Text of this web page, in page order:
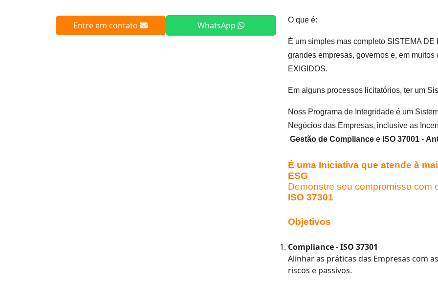
Entre em contato WhatsApp
O que é:
É um simples mas completo SISTEMA
grandes empresas, governos e, em
EXIGIDOS.
Em alguns processos licitatórios, ter um
Noss Programa de Integridade é um
Negócios das Empresas, inclusive as
Gestão de Compliance e ISO 37001 -
É uma Iniciativa que atende à
ESG
Demonstre seu compromisso com
ISO 37301
Objetivos
Compliance-ISO 37301
Alinhar as práticas das Empresas com
riscos e passivos.